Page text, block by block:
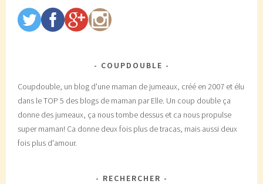
COUPDOUBLE
Coupdouble, un blog d'une maman de jumeaux, créé en 2007 et élu
dans le TOP 5 des blogs de maman par Elle. Un coup double ça
donne des jumeaux, ça nous tombe dessus et ca nous propulse
super maman! Ca donne deux fois plus de tracas, mais aussi deux
fois plus d'amour.
RECHERCHER